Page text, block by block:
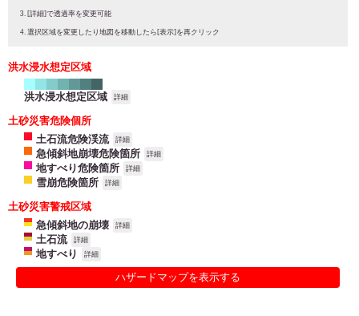
[詳細]で透過率を変更可能
選択区域を変更したり地図を移動したら[表示]を再クリック
洪水浸水想定区域
洪水浸水想定区域 詳細
土砂災害危険個所
土石流危険渓流
詳細
急傾斜地崩壊危険箇所 詳細
地すべり危険箇所 詳細
雪崩危険箇所 詳細
土砂災害警戒区域
急傾斜地の崩壊
詳細
土石流 詳細
地すべり 詳細
ハザードマップを表示する